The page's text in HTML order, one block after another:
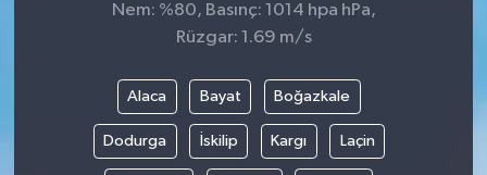
Nem: %80, Basınç: 1014 hpa hPa,
Rüzgar: 1.69 m/s
Alaca Bayat Boğazkale
Dodurga İskilip Kargı Laçin
Osmancık
Uğurludağ